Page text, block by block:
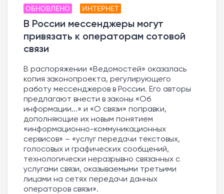
ОБНОВЛЕНО ИНТЕРНЕТ
В России мессенджеры могут
привязать к операторам сотовой
связи
В распоряжении «Ведомостей» оказалась
копия законопроекта, регулирующего
работу мессенджеров в России. Его авторы
предлагают внести в законы «Об
информации...» и «О связи» поправки,
дополняющие их новым понятием
«информационно-коммуникационных
сервисов» – «услуг передачи текстовых,
голосовых и графических сообщений,
технологически неразрывно связанных с
услугами связи, оказываемыми третьими
лицами на сетях передачи данных
операторов связи».